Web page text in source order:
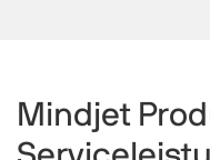
Mindjet